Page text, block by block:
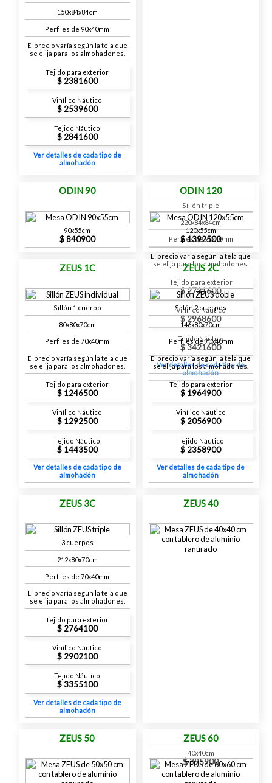
150x84x84cm
Perfiles de 90x40mm
El precio varía según la tela que
se elija para los almohadones.
Tejido para exterior
2381600
Vinílico Náutico
2539600
Tejido Náutico
2841600
Ver detalles de cada tipo de
almohadón
Sillón triple
220x84x84cm
Perfiles de 90x40mm
El precio varía según la tela que
se elija para los almohadones.
Tejido para exterior
2731600
Vinílico Náutico
2968600
Tejido Náutico
3421600
Ver detalles de cada tipo de
almohadón
ODIN 90
90x55cm
840900
ODIN 120
120x55cm
1392500
ZEUS 1C
Sillón 1 cuerpo
80x80x70cm
Perfiles de 70x40mm
El precio varía según la tela que
se elija para los almohadones.
Tejido para exterior
1246500
Vinílico Náutico
1292500
Tejido Náutico
1443500
Ver detalles de cada tipo de
almohadón
ZEUS 2C
Sillón 2 cuerpos
146x80x70cm
Perfiles de 70x40mm
El precio varía según la tela que
se elija para los almohadones.
Tejido para exterior
1964900
Vinílico Náutico
2056900
Tejido Náutico
2358900
Ver detalles de cada tipo de
almohadón
ZEUS 3C
3 cuerpos
212x80x70cm
Perfiles de 70x40mm
El precio varía según la tela que
se elija para los almohadones.
Tejido para exterior
2764100
Vinílico Náutico
2902100
Tejido Náutico
3355100
Ver detalles de cada tipo de
almohadón
ZEUS 40
40x40cm
395900
ZEUS 50 ZEUS 60